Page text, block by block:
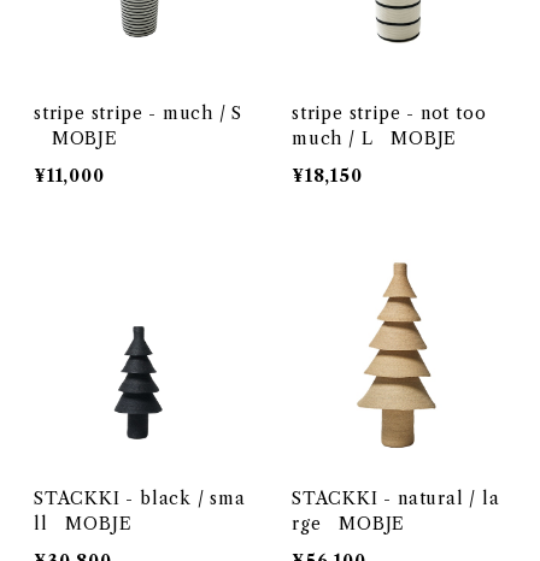
stripe stripe - much / S
MOBJE
¥11,000
stripe stripe - not too
much / L MOBJE
¥18,150
STACKKI - black / sma
ll MOBJE
STACKKI - natural / la
rge MOBJE